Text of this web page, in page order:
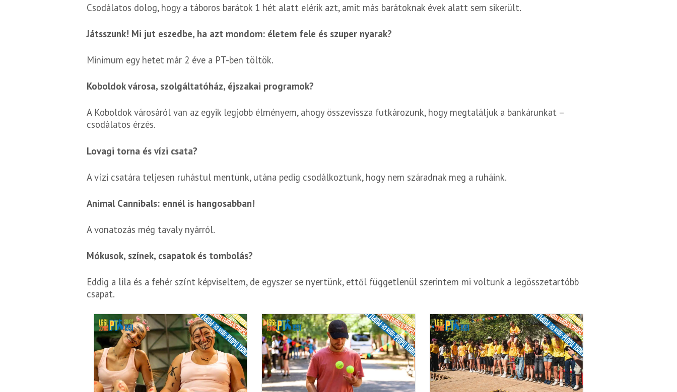
Csodálatos dolog, hogy a táboros barátok 1 hét alatt elérik azt, amit más barátoknak évek alatt sem sikerült.
Játsszunk! Mi jut eszedbe, ha azt mondom: életem fele és szuper nyarak?
Minimum egy hetet már 2 éve a PT-ben töltök.
Koboldok városa, szolgáltatóház, éjszakai programok?
A Koboldok városáról van az egyik legjobb élményem, ahogy összevissza futkározunk, hogy megtaláljuk a bankárunkat –
csodálatos érzés.
Lovagi torna és vízi csata?
A vízi csatára teljesen ruhástul mentünk, utána pedig csodálkoztunk, hogy nem száradnak meg a ruháink.
Animal Cannibals: ennél is hangosabban!
A vonatozás még tavaly nyárról.
Mókusok, színek, csapatok és tombolás?
Eddig a lila és a fehér színt képviseltem, de egyszer se nyertünk, ettől függetlenül szerintem mi voltunk a legösszetartóbb
csapat.